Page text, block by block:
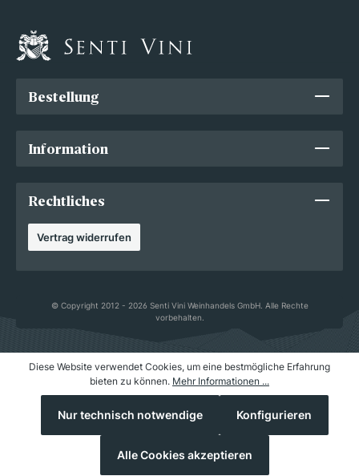
Bestellung
Information
Rechtliches
Vertrag widerrufen
© Copyright 2012 - 2026 Senti Vini Weinhandels GmbH. Alle Rechte
vorbehalten.
Diese Website verwendet Cookies, um eine bestmögliche Erfahrung
bieten zu können. Mehr Informationen ...
Nur technisch notwendige Konfigurieren
Alle Cookies akzeptieren